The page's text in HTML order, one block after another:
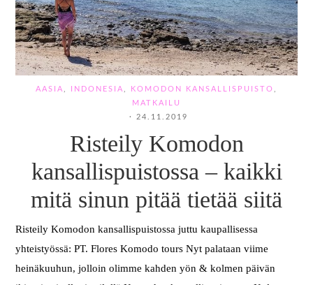
AASIA, INDONESIA, KOMODON KANSALLISPUISTO,
MATKAILU
· 24.11.2019
Risteily Komodon
kansallispuistossa – kaikki
mitä sinun pitää tietää siitä
Risteily Komodon kansallispuistossa juttu kaupallisessa
yhteistyössä: PT. Flores Komodo tours Nyt palataan viime
heinäkuuhun, jolloin olimme kahden yön & kolmen päivän